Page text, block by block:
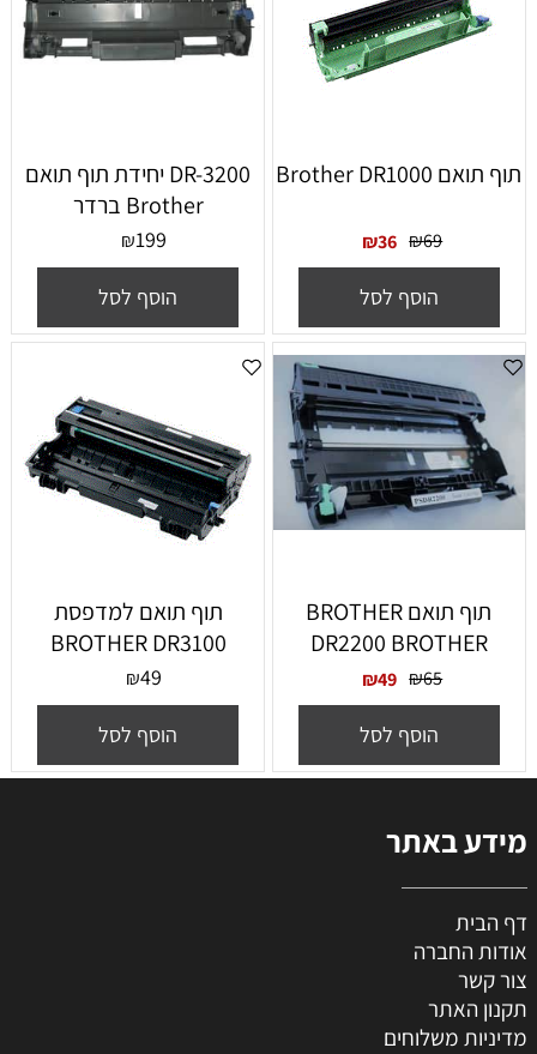
‏תוף תואם Brother DR1000
₪69
₪36
הוסף לסל
DR-3200 יחידת תוף תואם
Brother ברדר
₪199
הוסף לסל
תוף תואם BROTHER
DR2200 BROTHER
₪65
₪49
הוסף לסל
תוף תואם למדפסת
BROTHER DR3100
₪49
הוסף לסל
מידע באתר
דף הבית
אודות החברה
צור קשר
תקנון האתר
מדיניות משלוחים